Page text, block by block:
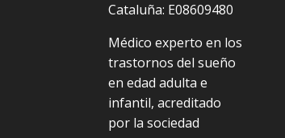
Cataluña: E08609480
Médico experto en los
trastornos del sueño
en edad adulta e
infantil, acreditado
por la sociedad